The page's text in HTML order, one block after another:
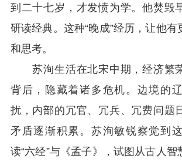
到二十七岁，才发愤为学。他焚毁
研读经典。这种“晚成”经历，让他有
和思考。
苏洵生活在北宋中期，经济繁
背后，隐藏着诸多危机。边境的
扰，内部的冗官、冗兵、冗费问题
矛盾逐渐积累。苏洵敏锐察觉到
读“六经”与《孟子》，试图从古人